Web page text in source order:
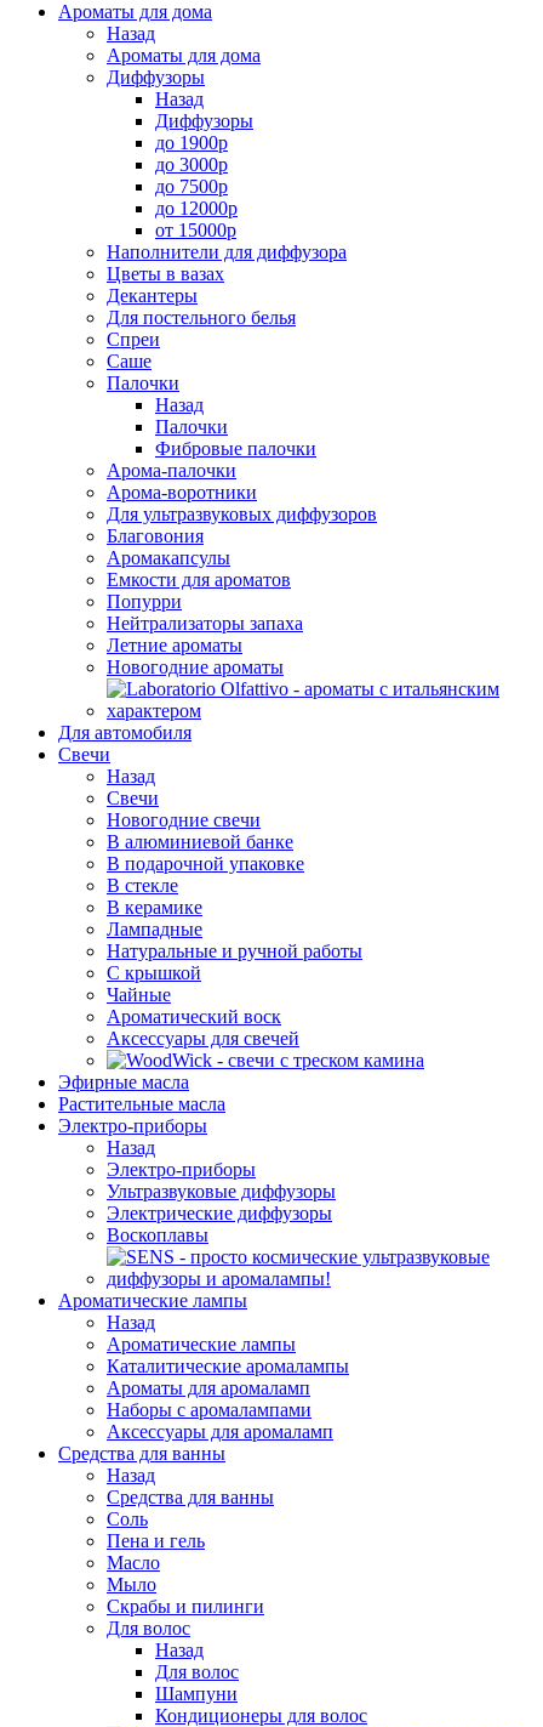
Ароматы для дома
Назад
Ароматы для дома
Диффузоры
Назад
Диффузоры
до 1900р
до 3000р
до 7500р
до 12000р
от 15000р
Наполнители для диффузора
Цветы в вазах
Декантеры
Для постельного белья
Спреи
Саше
Палочки
Назад
Палочки
Фибровые палочки
Арома-палочки
Арома-воротники
Для ультразвуковых диффузоров
Благовония
Аромакапсулы
Емкости для ароматов
Попурри
Нейтрализаторы запаха
Летние ароматы
Новогодние ароматы
Для автомобиля
Свечи
Назад
Свечи
Новогодние свечи
В алюминиевой банке
В подарочной упаковке
В стекле
В керамике
Лампадные
Натуральные и ручной работы
С крышкой
Чайные
Ароматический воск
Аксессуары для свечей
Эфирные масла
Растительные масла
Электро-приборы
Назад
Электро-приборы
Ультразвуковые диффузоры
Электрические диффузоры
Воскоплавы
Ароматические лампы
Назад
Ароматические лампы
Каталитические аромалампы
Ароматы для аромаламп
Наборы с аромалампами
Аксессуары для аромаламп
Средства для ванны
Назад
Средства для ванны
Соль
Пена и гель
Масло
Мыло
Скрабы и пилинги
Для волос
Назад
Для волос
Шампуни
Кондиционеры для волос